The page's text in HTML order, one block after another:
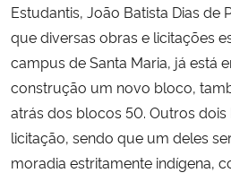
Planalto
Estudantis, João Batista Dias de
que diversas obras e licitações
campus de Santa Maria, já está
construção um novo bloco,
atrás dos blocos 50. Outros
licitação, sendo que um deles
moradia estritamente indígena,